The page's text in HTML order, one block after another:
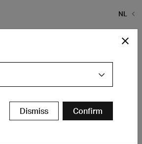
NL
Dismiss Confirm